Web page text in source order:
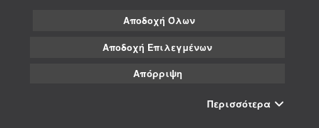
Αποδοχή Όλων
Αποδοχή Επιλεγμένων
Απόρριψη
Περισσότερα